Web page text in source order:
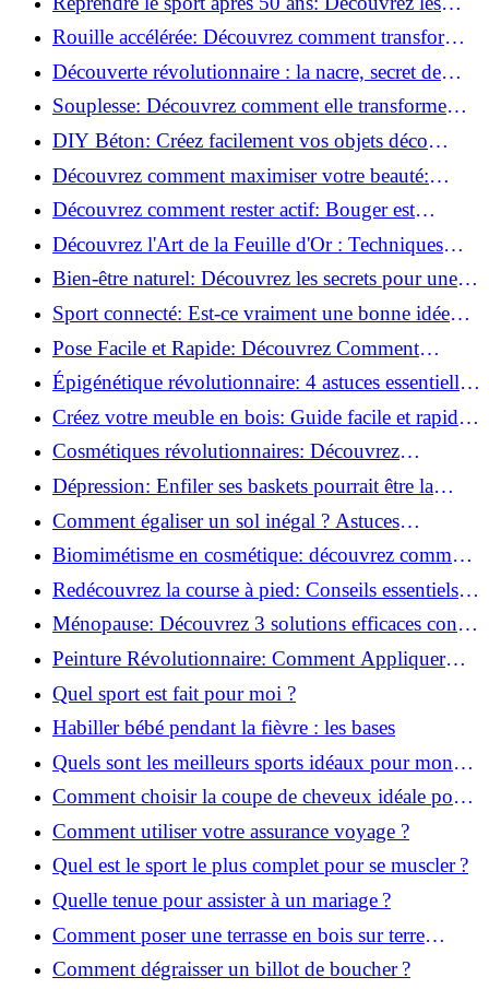
meilleures méthodes!
Rouille accélérée: Découvrez comment transformer
la corrosion en déco tendance!
Découverte révolutionnaire : la nacre, secret de
régénération inouï !
Souplesse: Découvrez comment elle transforme
votre performance sportive!
DIY Béton: Créez facilement vos objets déco
tendance!
Découvrez comment maximiser votre beauté:
Astuces et secrets révélés!
Découvrez comment rester actif: Bouger est
toujours possible!
Découvrez l'Art de la Feuille d'Or : Techniques
Incontournables pour Réussir!
Bien-être naturel: Découvrez les secrets pour une
vie saine!
Sport connecté: Est-ce vraiment une bonne idée
pour vous?
Pose Facile et Rapide: Découvrez Comment
Monter des Carreaux de Béton Cellulaire!
Épigénétique révolutionnaire: 4 astuces essentielles
pour transformer votre bien-être!
Créez votre meuble en bois: Guide facile et rapide
pour débutants!
Cosmétiques révolutionnaires: Découvrez
comment les fermes verticales transforment la
beauté!
Dépression: Enfiler ses baskets pourrait être la
solution!
Comment égaliser un sol inégal ? Astuces
infaillibles pour réussir !
Biomimétisme en cosmétique: découvrez comment
la nature inspire l'avenir des soins beauté!
Redécouvrez la course à pied: Conseils essentiels
pour reprendre!
Ménopause: Découvrez 3 solutions efficaces contre
les bouffées de chaleur!
Peinture Révolutionnaire: Comment Appliquer
Deux Couleurs Sur Une Porte!
Quel sport est fait pour moi ?
Habiller bébé pendant la fièvre : les bases
Quels sont les meilleurs sports idéaux pour mon
enfant ?
Comment choisir la coupe de cheveux idéale pour
votre visage ?
Comment utiliser votre assurance voyage ?
Quel est le sport le plus complet pour se muscler ?
Quelle tenue pour assister à un mariage ?
Comment poser une terrasse en bois sur terre
battue ?
Comment dégraisser un billot de boucher ?